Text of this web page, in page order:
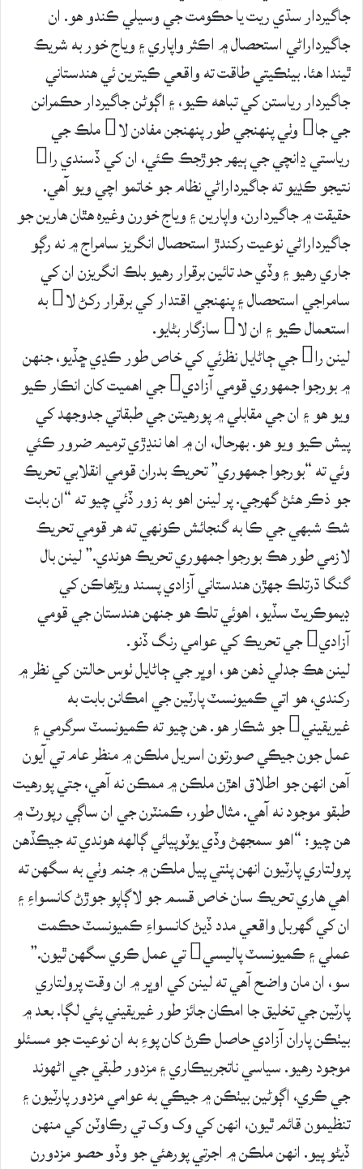
جاگيردار سڌي ريت يا حڪومت جي وسيلي ڪندو هو. ان
جاگيرداراڻي استحصال ۾ اڪثر واپاري ۽ وياج خور به شريڪ
ٿيندا هئا. بيٺڪيتي طاقت ته واقعي ڪيترين ئي هندستاني
جاگيردار رياستن کي تباهه ڪيو، ۽ اڳوڻن جاگيردار حڪمرانن
جي جا وٺي پنهنجي طور پنهنجن مفادن لا ملڪ جي
رياستي ڍانچي جي ٻيهر جوڙجڪ ڪئي، ان کي ڏسندي را
نتيجو ڪڍيو ته جاگيرداراڻي نظام جو خاتمو اچي ويو آهي.
حقيقت ۾ جاگيردارن، واپارين ۽ وياج خورن وغيره هٿان هارين جو
جاگيرداراڻي نوعيت رکندڙ استحصال انگريز سامراج ۾ نه رڳو
جاري رهيو ۽ وڏي حد تائين برقرار رهيو بلڪ انگريزن ان کي
سامراجي استحصال ۽ پنهنجي اقتدار کي برقرار رکڻ لا به
استعمال ڪيو ۽ ان لا سازگار بڻايو.
لينن را جي ڄاڻايل نظرئي کي خاص طور ڪڍي ڇڏيو، جنهن
۾ بورجوا جمهوري قومي آزادي جي اهميت کان انڪار ڪيو
ويو هو ۽ ان جي مقابلي ۾ پورهيتن جي طبقاتي جدوجهد کي
پيش ڪيو ويو هو. بهرحال، ان ۾ اها ننڍڙي ترميم ضرور ڪئي
وئي ته “بورجوا جمهوري” تحريڪ بدران قومي انقلابي تحريڪ
جو ذڪر هئڻ گهرجي. پر لينن اهو به زور ڏئي چيو ته “ان بابت
شڪ شبهي جي ڪا به گنجائش ڪونهي ته هر قومي تحريڪ
لازمي طور هڪ بورجوا جمهوري تحريڪ هوندي.” لينن بال
گنگا ڌرتلڪ جهڙن هندستاني آزادي پسند ويڙهاڪن کي
ڊيموڪريٽ سڏيو، اهوئي تلڪ هو جنهن هندستان جي قومي
آزادي جي تحريڪ کي عوامي رنگ ڏنو.
لينن هڪ جدلي ذهن هو، اوڀر جي ڄاڻايل ٺوس حالتن کي نظر ۾
رکندي، هو اتي ڪميونسٽ پارٽين جي امڪانن بابت به
غيريقيني جو شڪار هو. هن چيو ته ڪميونسٽ سرگرمي ۽
عمل جون جيڪي صورتون اسريل ملڪن ۾ منظر عام تي آيون
آهن انهن جو اطلاق اهڙن ملڪن ۾ ممڪن نه آهي، جتي پورهيت
طبقو موجود نه آهي. مثال طور، ڪمنٽرن جي ان ساڳي رپورٽ ۾
هن چيو: “اهو سمجهڻ وڏي يوٽوپيائي ڳالهه هوندي ته جيڪڏهن
پرولتاري پارٽيون انهن پٺتي پيل ملڪن ۾ جنم وٺي به سگهن ته
اهي هاري تحريڪ سان خاص قسم جو لاڳاپو جوڙڻ کانسواءِ ۽
ان کي گهربل واقعي مدد ڏيڻ کانسواءِ ڪميونسٽ حڪمت
عملي ۽ ڪميونسٽ پاليسي تي عمل ڪري سگهن ٿيون.”
سو، ان مان واضح آهي ته لينن کي اوڀر ۾ ان وقت پرولتاري
پارٽين جي تخليق جا امڪان جائز طور غيريقيني پئي لڳا. بعد ۾
بيٺڪن پاران آزادي حاصل ڪرڻ کان پوءِ به ان نوعيت جو مسئلو
موجود رهيو. سياسي ناتجربيڪاري ۽ مزدور طبقي جي اڻهوند
جي ڪري، اڳوڻين بيٺڪن ۾ جيڪي به عوامي مزدور پارٽيون ۽
تنظيمون قائم ٿيون، انهن کي وک وک تي رڪاوٽن کي منهن
ڏيڻو پيو. انهن ملڪن ۾ اجرتي پورهئي جو وڏو حصو مزدورن